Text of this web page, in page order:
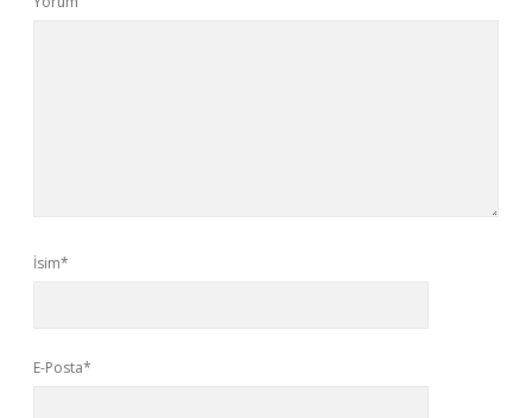
İsim*
E-Posta*